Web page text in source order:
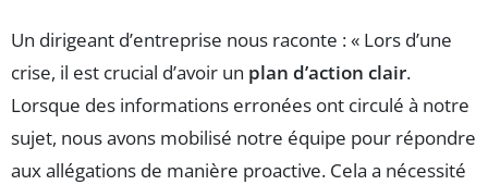
Un dirigeant d’entreprise nous raconte : « Lors d’une
crise, il est crucial d’avoir un plan d’action clair.
Lorsque des informations erronées ont circulé à notre
sujet, nous avons mobilisé notre équipe pour répondre
aux allégations de manière proactive. Cela a nécessité